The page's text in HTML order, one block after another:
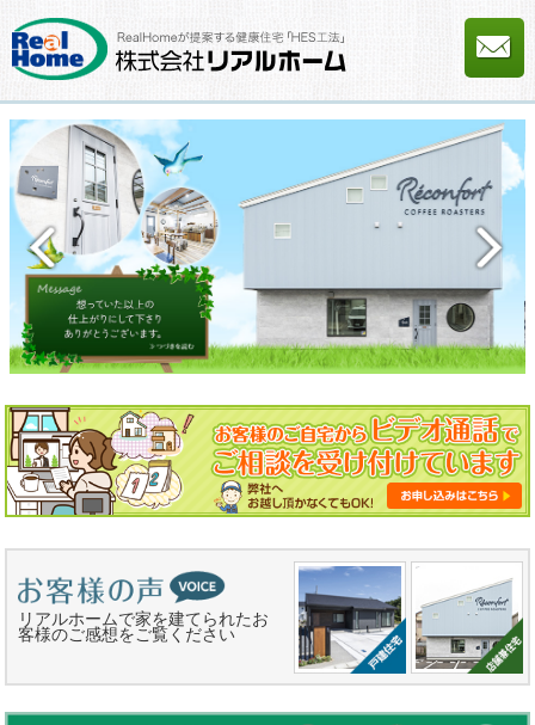
リアルホームで家を建てられたお
客様のご感想をご覧ください